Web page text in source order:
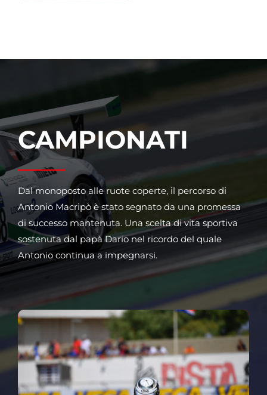
CAMPIONATI
Dal monoposto alle ruote coperte, il percorso di
Antonio Macripò è stato segnato da una promessa
di successo mantenuta. Una scelta di vita sportiva
sostenuta dal papàDarionel ricordo del quale
Antonio continua a impegnarsi.